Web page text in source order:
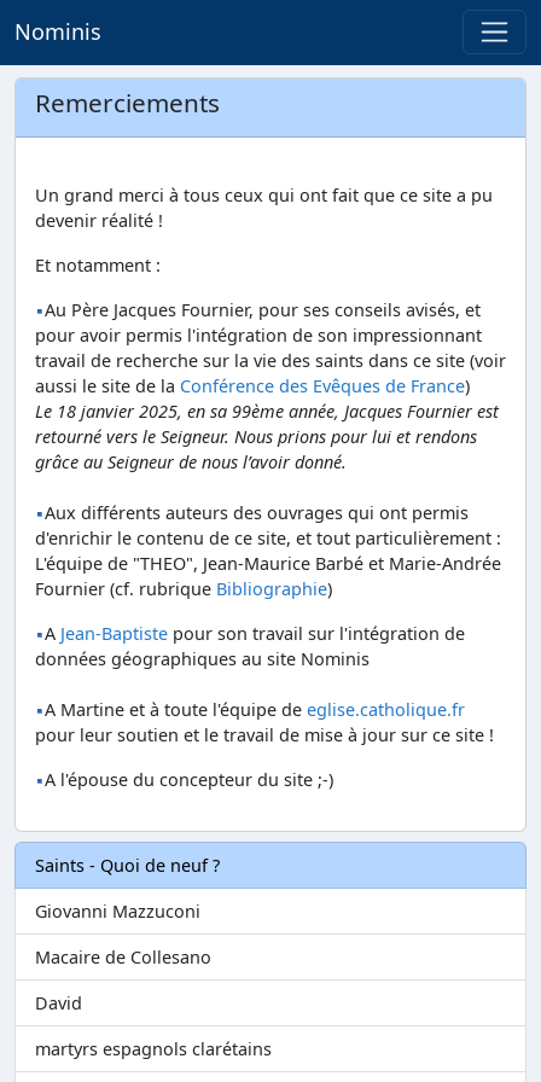
Nominis
Remerciements
Un grand merci à tous ceux qui ont fait que ce site a pu
devenir réalité !
Et notamment :
Au Père Jacques Fournier, pour ses conseils avisés, et
pour avoir permis l'intégration de son impressionnant
travail de recherche sur la vie des saints dans ce site (voir
aussi le site de la Conférence des Evêques de France)
Le 18 janvier 2025, en sa 99ème année, Jacques Fournier est
retourné vers le Seigneur. Nous prions pour lui et rendons
grâce au Seigneur de nous l’avoir donné.
Aux différents auteurs des ouvrages qui ont permis
d'enrichir le contenu de ce site, et tout particulièrement :
L'équipe de "THEO", Jean-Maurice Barbé et Marie-Andrée
Fournier (cf. rubrique Bibliographie)
A Jean-Baptiste pour son travail sur l'intégration de
données géographiques au site Nominis
A Martine et à toute l'équipe de eglise.catholique.fr
pour leur soutien et le travail de mise à jour sur ce site !
A l'épouse du concepteur du site ;-)
Saints - Quoi de neuf ?
Giovanni Mazzuconi
Macaire de Collesano
David
martyrs espagnols clarétains